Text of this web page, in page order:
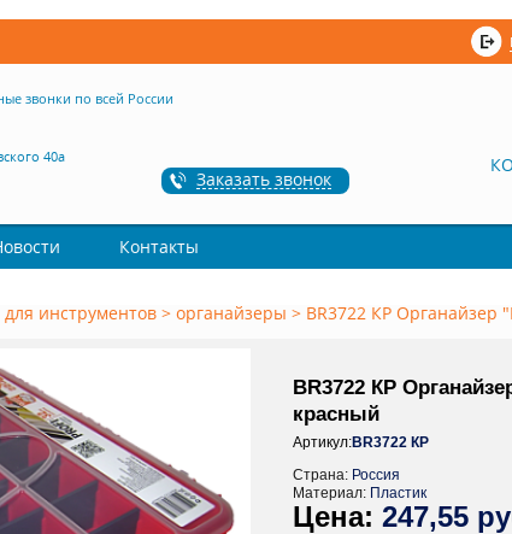
звонки по всей России
40а
Заказать звонок
Контакты
инструментов > органайзеры > BR3722 КР Органайзер
BR3722 КР
красный
Артикул:BR3722 КР
Страна: Россия
Материал: Пластик
247,55